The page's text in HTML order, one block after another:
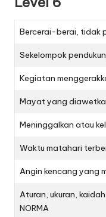
Bercerai-berai, tidak
Sekelompok
Kegiatan
Mayat yang
Meninggalkan atau
Waktu matahari
Angin kencang yang
Aturan, ukuran,
NORMA